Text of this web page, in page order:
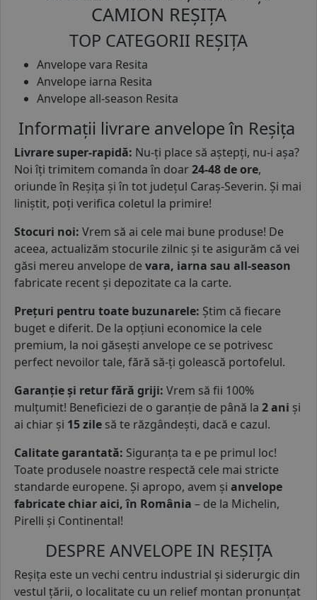
CAMION REȘIȚA
TOP CATEGORII REȘIȚA
Anvelope vara Resita
Anvelope iarna Resita
Anvelope all-season Resita
Informații livrare anvelope în Reșița
Livrare super-rapidă: Nu-ți place să aștepți, nu-i așa?
Noi îți trimitem comanda în doar24-48 de ore,
oriunde în Reșița și în tot județul Caraș-Severin. Și mai
liniștit, poți verifica coletul la primire!
Stocuri noi: Vrem să ai cele mai bune produse! De
aceea, actualizăm stocurile zilnic și te asigurăm că vei
găsi mereu anvelope de vara, iarna sau all-season
fabricate recent și depozitate ca la carte.
Prețuri pentru toate buzunarele: Știm că fiecare
buget e diferit. De la opțiuni economice la cele
premium, la noi găsești anvelope ce se potrivesc
perfect nevoilor tale, fără să-ți golească portofelul.
Garanție și retur fără griji: Vrem să fii 100%
mulțumit! Beneficiezi de o garanție de până la 2 ani și
ai chiar și 15 zile să te răzgândești, dacă e cazul.
Calitate garantată: Siguranța ta e pe primul loc!
Toate produsele noastre respectă cele mai stricte
standarde europene. Și apropo, avem și anvelope
fabricate chiar aici, în România – de la Michelin,
Pirelli și Continental!
DESPRE ANVELOPE IN REȘIȚA
Reșița este un vechi centru industrial și siderurgic din
vestul țării, o localitate cu un relief montan pronunțat